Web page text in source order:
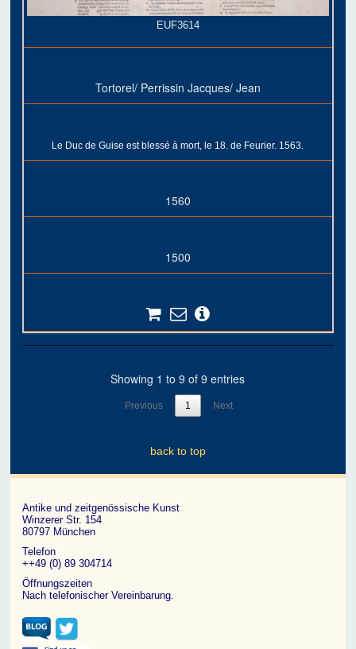
EUF3614
Tortorel/ Perrissin Jacques/ Jean
Le Duc de Guise est blessé à mort, le 18. de Feurier. 1563.
1560
1500
Showing 1 to 9 of 9 entries
Previous 1 Next
back to top
Antike und zeitgenössische Kunst
Winzerer Str. 154
80797 München
Telefon
++49 (0) 89 304714
Öffnungszeiten
Nach telefonischer Vereinbarung.